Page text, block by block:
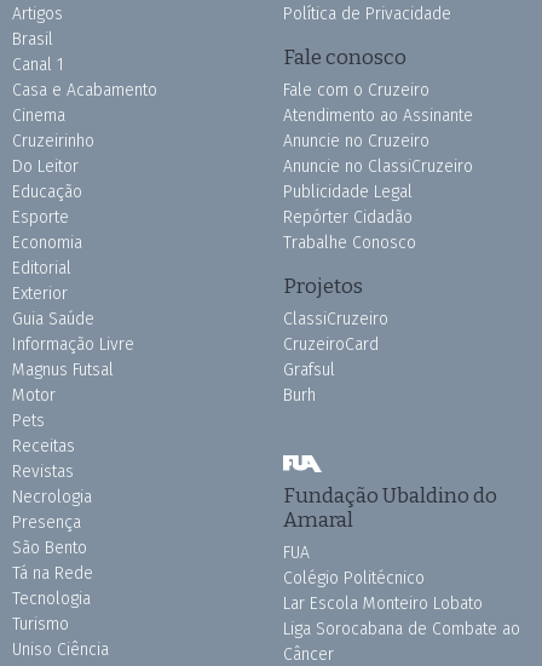
Artigos
Brasil
Canal 1
Casa e Acabamento
Cinema
Cruzeirinho
Do Leitor
Educação
Esporte
Economia
Editorial
Exterior
Guia Saúde
Informação Livre
Magnus Futsal
Motor
Pets
Receitas
Revistas
Necrologia
Presença
São Bento
Tá na Rede
Tecnologia
Turismo
Uniso Ciência
Política de Privacidade
Fale conosco
Fale com o Cruzeiro
Atendimento ao Assinante
Anuncie no Cruzeiro
Anuncie no ClassiCruzeiro
Publicidade Legal
Repórter Cidadão
Trabalhe Conosco
Projetos
ClassiCruzeiro
CruzeiroCard
Grafsul
Burh
Fundação Ubaldino do
Amaral
FUA
Colégio Politécnico
Lar Escola Monteiro Lobato
Liga Sorocabana de Combate ao
Câncer